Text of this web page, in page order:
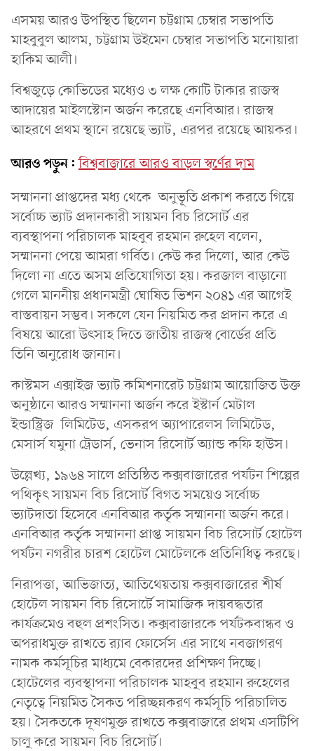
এসময় আরও উপস্থিত ছিলেন চট্টগ্রাম চেম্বার সভাপতি
মাহবুবুল আলম, চট্টগ্রাম উইমেন চেম্বার সভাপতি মনোয়ারা
হাকিম আলী।
বিশ্বজুড়ে কোভিডের মধ্যেও ৩ লক্ষ কোটি টাকার রাজস্ব
আদায়ের মাইলস্টোন অর্জন করেছে এনবিআর। রাজস্ব
আহরণে প্রথম স্থানে রয়েছে ভ্যাট, এরপর রয়েছে আয়কর।
আরও পড়ুন: বিশ্ববাজারে আরও বাড়ল স্বর্ণের দাম
সম্মাননা প্রাপ্তদের মধ্য থেকে অনুভূতি প্রকাশ করতে গিয়ে
সর্বোচ্চ ভ্যাট প্রদানকারী সায়মন বিচ রিসোর্ট এর
ব্যবস্থাপনা পরিচালক মাহবুব রহমান রুহেল বলেন,
সম্মাননা পেয়ে আমরা গর্বিত। কেউ কর দিলো, আর কেউ
দিলো না এতে অসম প্রতিযোগিতা হয়। করজাল বাড়ানো
গেলে মাননীয় প্রধানমন্ত্রী ঘোষিত ভিশন ২০৪১ এর আগেই
বাস্তবায়ন সম্ভব। সকলে যেন নিয়মিত কর প্রদান করে এ
বিষয়ে আরো উৎসাহ দিতে জাতীয় রাজস্ব বোর্ডের প্রতি
তিনি অনুরোধ জানান।
কাস্টমস এক্সাইজ ভ্যাট কমিশনারেট চট্টগ্রাম আয়োজিত উক্ত
অনুষ্ঠানে আরও সম্মাননা অর্জন করে ইস্টার্ন মেটাল
ইন্ডাস্ট্রিজ লিমিটেড, এসকরপ অ্যাপারেলস লিমিটেড,
মেসার্স যমুনা ট্রেডার্স, ভেনাস রিসোর্ট অ্যান্ড কফি হাউস।
উল্লেখ্য, ১৯৬৪ সালে প্রতিষ্ঠিত কক্সবাজারের পর্যটন শিল্পের
পথিকৃৎ সায়মন বিচ রিসোর্ট বিগত সময়েও সর্বোচ্চ
ভ্যাটদাতা হিসেবে এনবিআর কর্তৃক সম্মাননা অর্জন করে।
এনবিআর কর্তৃক সম্মাননা প্রাপ্ত সায়মন বিচ রিসোর্ট হোটেল
পর্যটন নগরীর চারশ হোটেল মোটেলকে প্রতিনিধিত্ব করছে।
নিরাপত্তা, আভিজাত্য, আতিথেয়তায় কক্সবাজারের শীর্ষ
হোটেল সায়মন বিচ রিসোর্টে সামাজিক দায়বদ্ধতার
কার্যক্রমেও বহুল প্রশংসিত। কক্সবাজারকে পর্যটকবান্ধব ও
অপরাধমুক্ত রাখতে র‍্যাব ফোর্সেস এর সাথে নবজাগরণ
নামক কর্মসূচির মাধ্যমে বেকারদের প্রশিক্ষণ দিচ্ছে।
হোটেলের ব্যবস্থাপনা পরিচালক মাহবুব রহমান রুহেলের
নেতৃত্বে নিয়মিত সৈকত পরিচ্ছন্নকরণ কর্মসূচি পরিচালিত
হয়। সৈকতকে দূষণমুক্ত রাখতে কক্সবাজারে প্রথম এসটিপি
চালু করে সায়মন বিচ রিসোর্ট।